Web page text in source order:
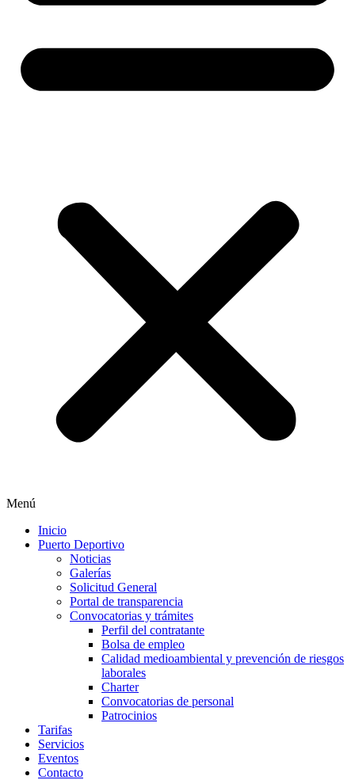
Menú
Inicio
Puerto Deportivo
Noticias
Galerías
Solicitud General
Portal de transparencia
Convocatorias y trámites
Perfil del contratante
Bolsa de empleo
Calidad medioambiental y prevención de riesgos
laborales
Charter
Convocatorias de personal
Patrocinios
Tarifas
Servicios
Eventos
Contacto